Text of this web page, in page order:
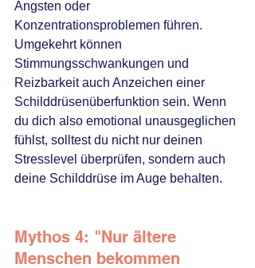
Ängsten oder
Konzentrationsproblemen führen.
Umgekehrt können
Stimmungsschwankungen und
Reizbarkeit auch Anzeichen einer
Schilddrüsenüberfunktion sein. Wenn
du dich also emotional unausgeglichen
fühlst, solltest du nicht nur deinen
Stresslevel überprüfen, sondern auch
deine Schilddrüse im Auge behalten.
Mythos 4: "Nur ältere
Menschen bekommen